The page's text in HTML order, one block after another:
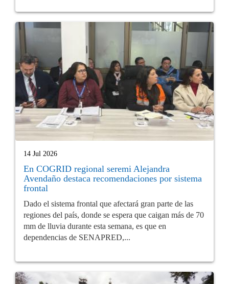
14 Jul 2026
En COGRID regional seremi Alejandra
Avendaño destaca recomendaciones por sistema
frontal
Dado el sistema frontal que afectará gran parte de las
regiones del país, donde se espera que caigan más de 70
mm de lluvia durante esta semana, es que en
dependencias de SENAPRED,...